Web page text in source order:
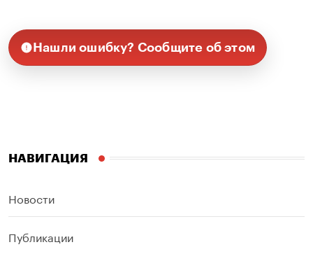
Нашли ошибку? Сообщите об этом
НАВИГАЦИЯ
Новости
Публикации